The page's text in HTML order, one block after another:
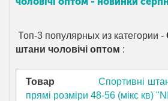
Топ-3 популярных из категории -
штани чоловічі оптом :
Товар
Спортивні
прямі розміри 48-56 (мікс кв)